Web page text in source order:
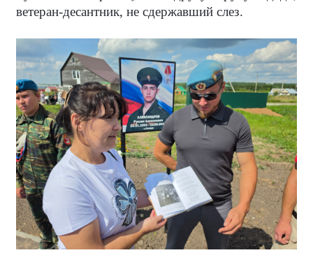
ветеран-десантник, не сдержавший слез.